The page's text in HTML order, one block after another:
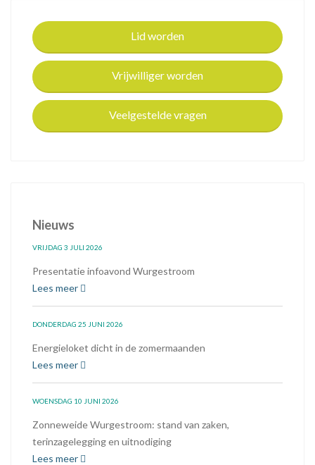
Lid worden
Vrijwilliger worden
Veelgestelde vragen
Nieuws
VRIJDAG 3 JULI 2026
Presentatie infoavond Wurgestroom
Lees meer
DONDERDAG 25 JUNI 2026
Energieloket dicht in de zomermaanden
Lees meer
WOENSDAG 10 JUNI 2026
Zonneweide Wurgestroom: stand van zaken,
terinzagelegging en uitnodiging
Lees meer